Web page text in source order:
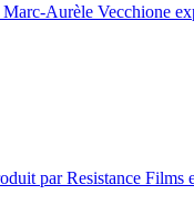
Aurèle Vecchione
par Resistance